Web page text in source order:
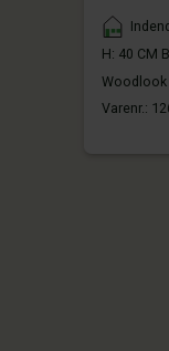
Placement
H: 40 CM
Woodlook
Varenr.: